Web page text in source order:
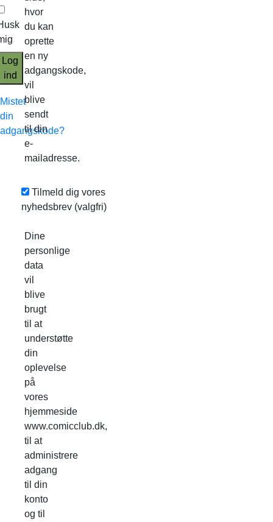
Log
ind
Mistet
din
adgangskode?
hvor
du kan
oprette
en ny
adgangskode,
vil
blive
sendt
til din
e-
mailadresse.
Tilmeld dig vores
nyhedsbrev (valgfri)
Dine
personlige
data
vil
blive
brugt
til at
understøtte
din
oplevelse
på
vores
hjemmeside
www.comicclub.dk,
til at
administrere
adgang
til din
konto
og til